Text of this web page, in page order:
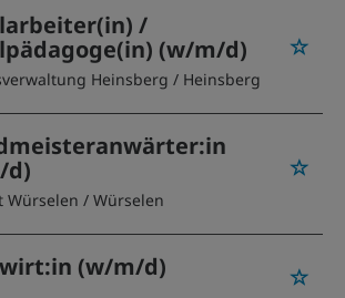
/
(w/m/d)
Heinsberg / Heinsberg
d)
Würselen / Würselen
(w/m/d)